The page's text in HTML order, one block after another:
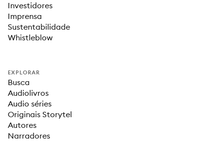
Investidores
Imprensa
Sustentabilidade
Whistleblow
EXPLORAR
Busca
Audiolivros
Audio séries
Originais Storytel
Autores
Narradores